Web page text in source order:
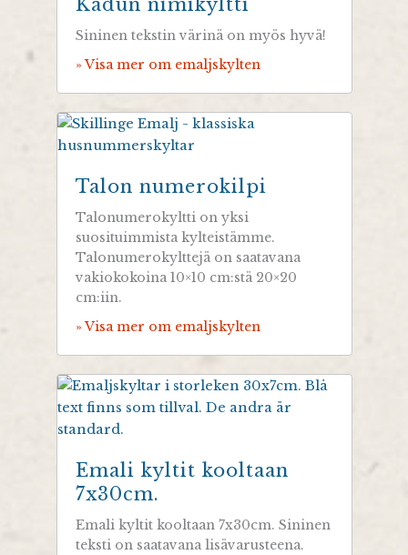
Kadun nimikyltti
Sininen tekstin värinä on myös hyvä!
» Visa mer om emaljskylten
Talon numerokilpi
Talonumerokyltti on yksi
suosituimmista kylteistämme.
Talonumerokylttejä on saatavana
vakiokokoina 10×10 cm:stä 20×20
cm:iin.
» Visa mer om emaljskylten
Emali kyltit kooltaan
7x30cm.
Emali kyltit kooltaan 7x30cm. Sininen
teksti on saatavana lisävarusteena.